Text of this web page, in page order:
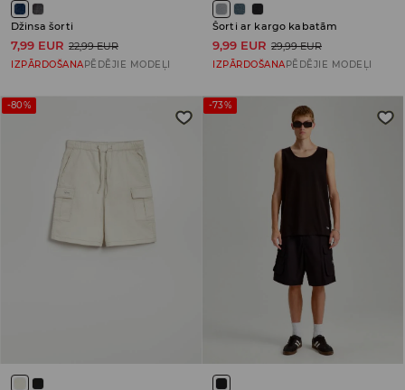
Džinsa šorti
7,99 EUR 22,99 EUR
IZPĀRDOŠANAPĒDĒJIE MODEĻI
Šorti ar kargo kabatām
9,99 EUR 29,99 EUR
IZPĀRDOŠANAPĒDĒJIE MODEĻI
-80% -73%